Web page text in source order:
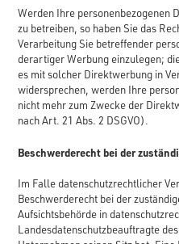
Werden Ihre personenbezogenen
zu betreiben, so haben Sie das
Verarbeitung Sie betreffender
derartiger Werbung einzulegen;
es mit solcher Direktwerbung in
widersprechen, werden Ihre
nicht mehr zum Zwecke der
nach Art. 21 Abs. 2 DSGVO).
Beschwerderecht bei der
Im Falle datenschutzrechtlicher
Beschwerderecht bei der
Aufsichtsbehörde in
Landesdatenschutzbeauftragte